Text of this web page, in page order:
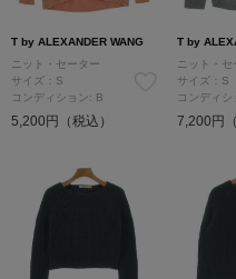
T by ALEXANDER WANG
ニット・セーター
サイズ：S
コンディション: B
5,200円（税込）
T by
ニット・セ
サイズ：S
コンディシ
7,200円（